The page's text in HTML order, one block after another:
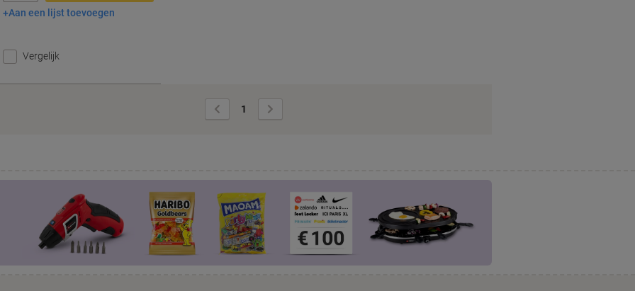
In winkelwagen
Aan een lijst toevoegen
Vergelijk
Vorige
pagina
1
pagina